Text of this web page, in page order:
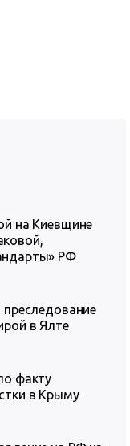
на Киевщине
РФ
преследование
в Ялте
факту
в Крыму